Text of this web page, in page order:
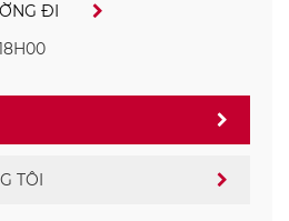
ĐI
TÔI